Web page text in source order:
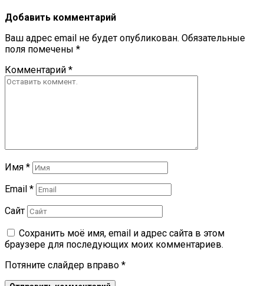
Добавить комментарий
Ваш адрес email не будет опубликован. Обязательные
поля помечены *
Комментарий *
Имя *
Email *
Сайт
Сохранить моё имя, email и адрес сайта в этом
браузере для последующих моих комментариев.
Потяните слайдер вправо *